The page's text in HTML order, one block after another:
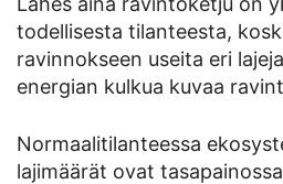
todellisesta tilanteesta,
ravinnokseen useita eri
energian kulkua kuvaa
Normaalitilanteessa
lajimäärät ovat